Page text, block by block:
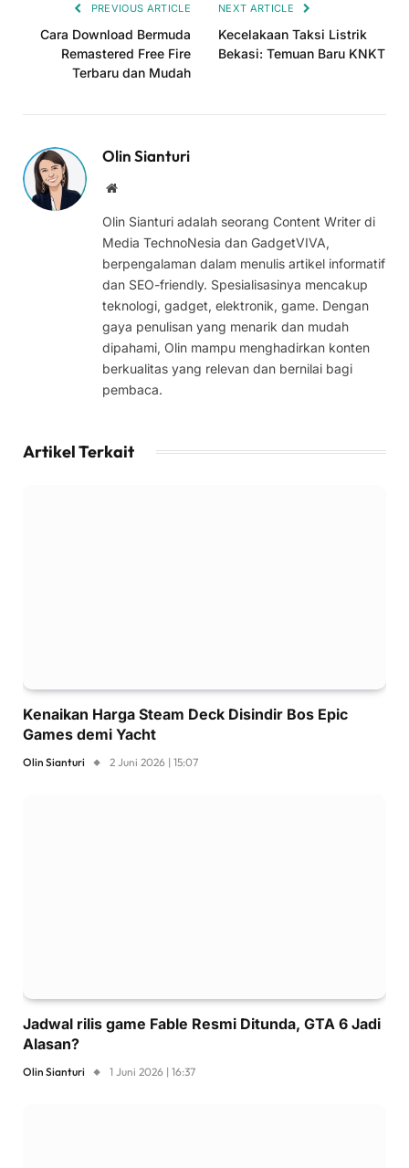
PREVIOUS ARTICLE
Cara Download Bermuda
Remastered Free Fire
Terbaru dan Mudah
NEXT ARTICLE
Kecelakaan Taksi Listrik
Bekasi: Temuan Baru KNKT
Olin Sianturi
Website
Olin Sianturi adalah seorang Content Writer di
Media TechnoNesia dan GadgetVIVA,
berpengalaman dalam menulis artikel informatif
dan SEO-friendly. Spesialisasinya mencakup
teknologi, gadget, elektronik, game. Dengan
gaya penulisan yang menarik dan mudah
dipahami, Olin mampu menghadirkan konten
berkualitas yang relevan dan bernilai bagi
pembaca.
Artikel Terkait
Kenaikan Harga Steam Deck Disindir Bos Epic
Games demi Yacht
Olin Sianturi 2 Juni 2026 | 15:07
Jadwal rilis game Fable Resmi Ditunda, GTA 6 Jadi
Alasan?
Olin Sianturi 1 Juni 2026 | 16:37